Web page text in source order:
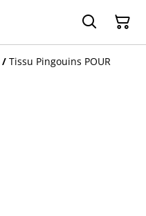
/ Tissu Pingouins POUR